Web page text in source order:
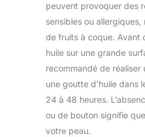
peuvent provoquer des
sensibles ou
de fruits à coque. Avant
huile sur une grande
recommandé de réaliser
une goutte d’huile dans
24 à 48 heures.
ou de bouton signifie
votre peau.